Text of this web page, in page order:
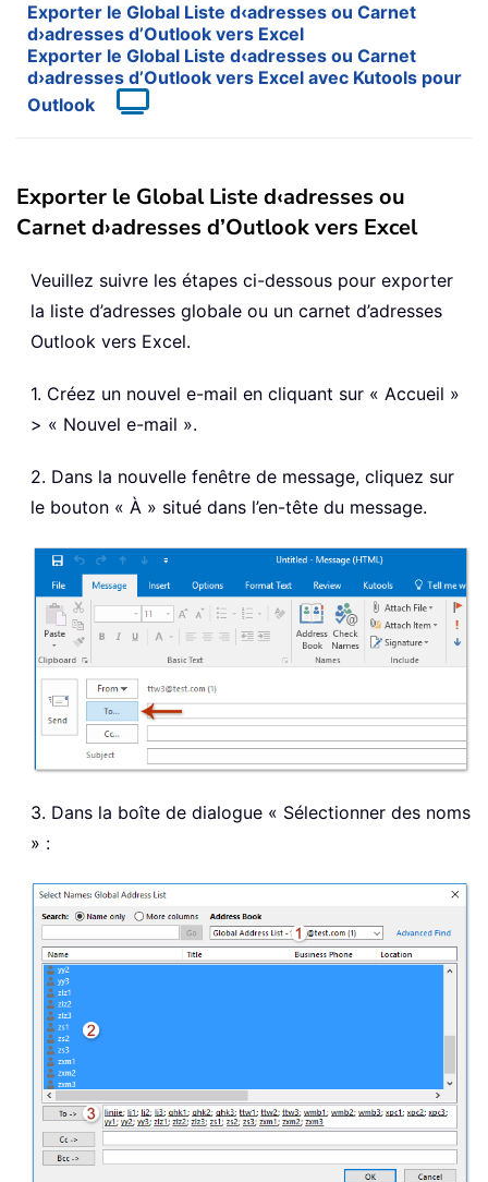
Exporter le Global Liste d‹adresses ou Carnet
d›adresses d’Outlook vers Excel
Exporter le Global Liste d‹adresses ou Carnet
d›adresses d’Outlook vers Excel avec Kutools pour
Outlook
Exporter le Global Liste d‹adresses ou
Carnet d›adresses d’Outlook vers Excel
Veuillez suivre les étapes ci-dessous pour exporter
la liste d’adresses globale ou un carnet d’adresses
Outlook vers Excel.
1. Créez un nouvel e-mail en cliquant sur « Accueil »
> « Nouvel e-mail ».
2. Dans la nouvelle fenêtre de message, cliquez sur
le bouton « À » situé dans l’en-tête du message.
3. Dans la boîte de dialogue « Sélectionner des noms
» :